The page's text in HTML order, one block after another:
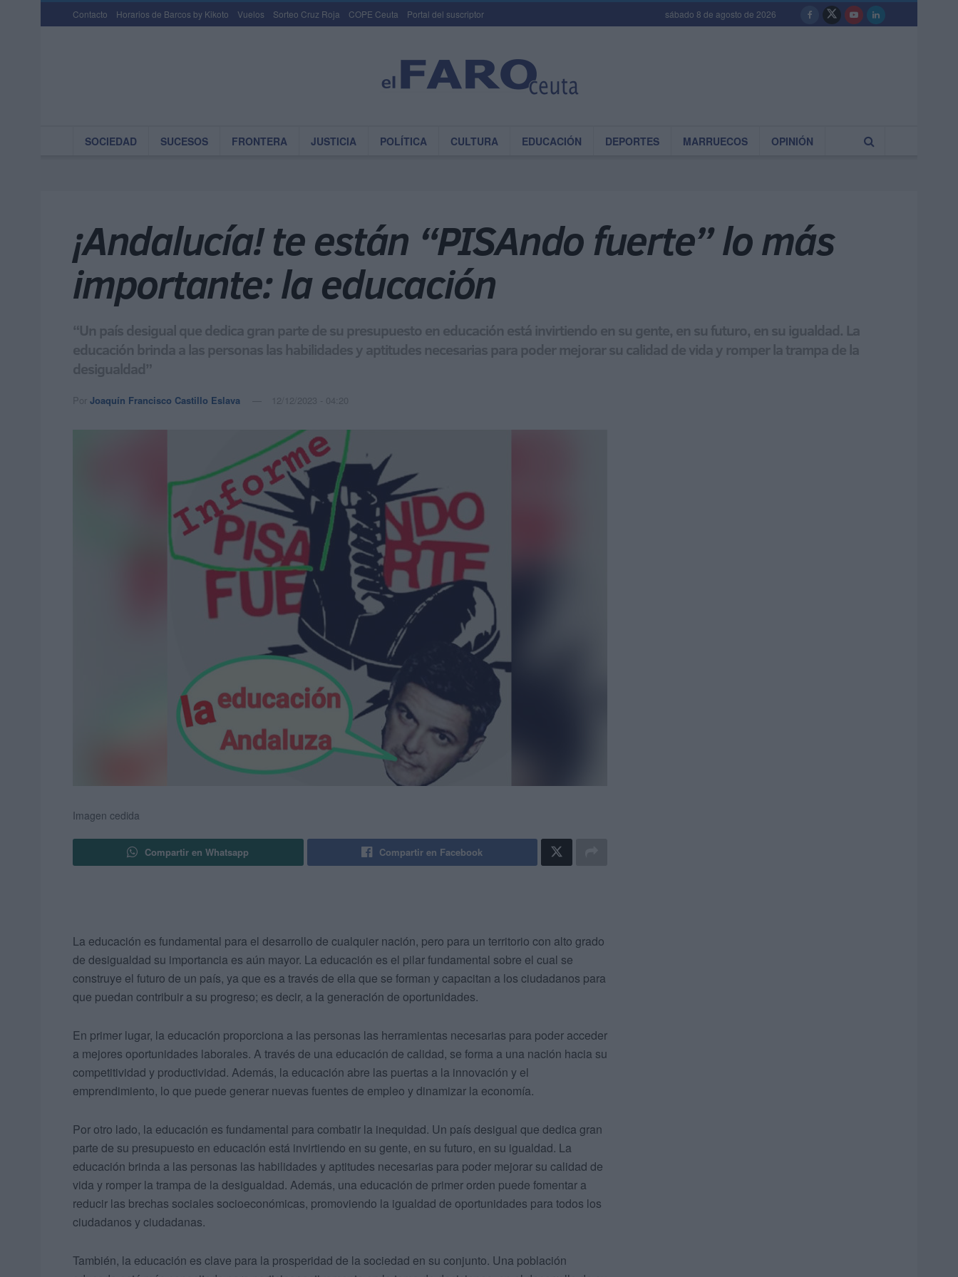
Contacto Horarios de Barcos by Kikoto Vuelos Sorteo Cruz Roja COPE Ceuta Portal del suscriptor sábado 8 de agosto de 2026
SOCIEDAD SUCESOS FRONTERA JUSTICIA POLÍTICA CULTURA EDUCACIÓN DEPORTES MARRUECOS OPINIÓN
¡Andalucía! te están “PISAndo fuerte” lo más
importante: la educación
“Un país desigual que dedica gran parte de su presupuesto en educación está invirtiendo en su gente, en su futuro, en su igualdad. La
educación brinda a las personas las habilidades y aptitudes necesarias para poder mejorar su calidad de vida y romper la trampa de la
desigualdad”
Por Joaquín Francisco Castillo Eslava 12/12/2023 - 04:20
Imagen cedida
Compartir en Whatsapp Compartir en Facebook
La educación es fundamental para el desarrollo de cualquier nación, pero para un territorio con alto grado
de desigualdad su importancia es aún mayor. La educación es el pilar fundamental sobre el cual se
construye el futuro de un país, ya que es a través de ella que se forman y capacitan a los ciudadanos para
que puedan contribuir a su progreso; es decir, a la generación de oportunidades.
En primer lugar, la educación proporciona a las personas las herramientas necesarias para poder acceder
a mejores oportunidades laborales. A través de una educación de calidad, se forma a una nación hacia su
competitividad y productividad. Además, la educación abre las puertas a la innovación y el
emprendimiento, lo que puede generar nuevas fuentes de empleo y dinamizar la economía.
Por otro lado, la educación es fundamental para combatir la inequidad. Un país desigual que dedica gran
parte de su presupuesto en educación está invirtiendo en su gente, en su futuro, en su igualdad. La
educación brinda a las personas las habilidades y aptitudes necesarias para poder mejorar su calidad de
vida y romper la trampa de la desigualdad. Además, una educación de primer orden puede fomentar a
reducir las brechas sociales socioeconómicas, promoviendo la igualdad de oportunidades para todos los
ciudadanos y ciudadanas.
También, la educación es clave para la prosperidad de la sociedad en su conjunto. Una población